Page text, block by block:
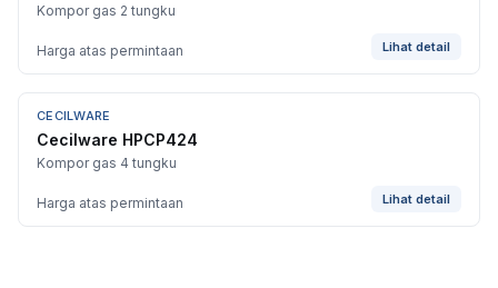
Kompor gas 2 tungku
Harga atas permintaan Lihat detail
CECILWARE
Cecilware HPCP424
Kompor gas 4 tungku
Harga atas permintaan Lihat detail